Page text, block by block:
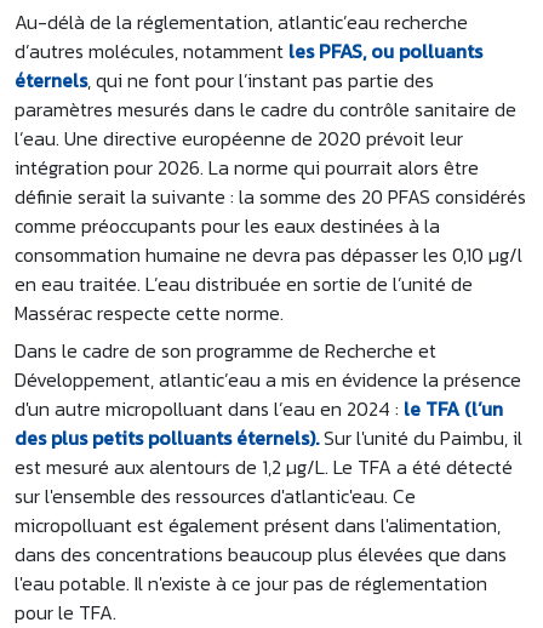
Au-délà de la réglementation, atlantic’eau recherche
d’autres molécules, notamment les PFAS, ou polluants
éternels, qui ne font pour l’instant pas partie des
paramètres mesurés dans le cadre du contrôle sanitaire de
l’eau. Une directive européenne de 2020 prévoit leur
intégration pour 2026. La norme qui pourrait alors être
définie serait la suivante : la somme des 20 PFAS considérés
comme préoccupants pour les eaux destinées à la
consommation humaine ne devra pas dépasser les 0,10 µg/l
en eau traitée. L’eau distribuée en sortie de l’unité de
Massérac respecte cette norme.
Dans le cadre de son programme de Recherche et
Développement, atlantic’eau a mis en évidence la présence
d'un autre micropolluant dans l’eau en 2024 : le TFA (l’un
des plus petits polluants éternels).Sur l'unité du Paimbu, il
est mesuré aux alentours de 1,2 µg/L. Le TFA a été détecté
sur l'ensemble des ressources d'atlantic'eau. Ce
micropolluant est également présent dans l'alimentation,
dans des concentrations beaucoup plus élevées que dans
l'eau potable. Il n'existe à ce jour pas de réglementation
pour le TFA.